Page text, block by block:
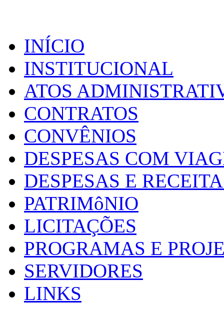
INÍCIO
INSTITUCIONAL
ATOS
CONTRATOS
CONVÊNIOS
DESPESAS COM
DESPESAS E
PATRIMôNIO
LICITAÇÕES
PROGRAMAS E
SERVIDORES
LINKS